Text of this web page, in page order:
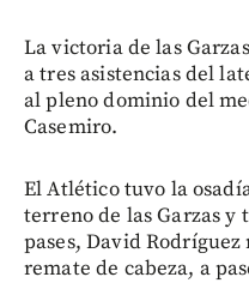
La victoria de las
a tres asistencias del
al pleno dominio del
Casemiro.
El Atlético tuvo la
terreno de las Garzas y
pases, David
remate de cabeza, a